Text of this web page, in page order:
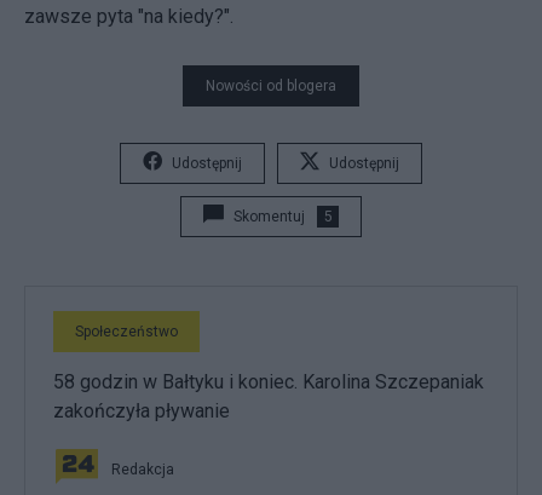
zawsze pyta "na kiedy?".
Nowości od blogera
Udostępnij Udostępnij
Skomentuj 5
Społeczeństwo
58 godzin w Bałtyku i koniec. Karolina Szczepaniak
zakończyła pływanie
Redakcja